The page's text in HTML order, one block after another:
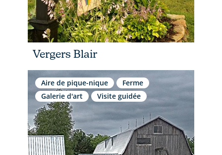
Vergers Blair
Aire de pique-nique
Ferme
Galerie d'art
Visite guidée